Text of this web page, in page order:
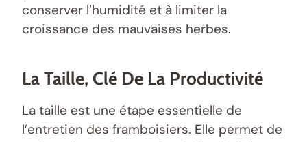
conserver l’humidité et à limiter la
croissance des mauvaises herbes.
La Taille, Clé De La Productivité
La taille est une étape essentielle de
l’entretien des framboisiers. Elle permet de